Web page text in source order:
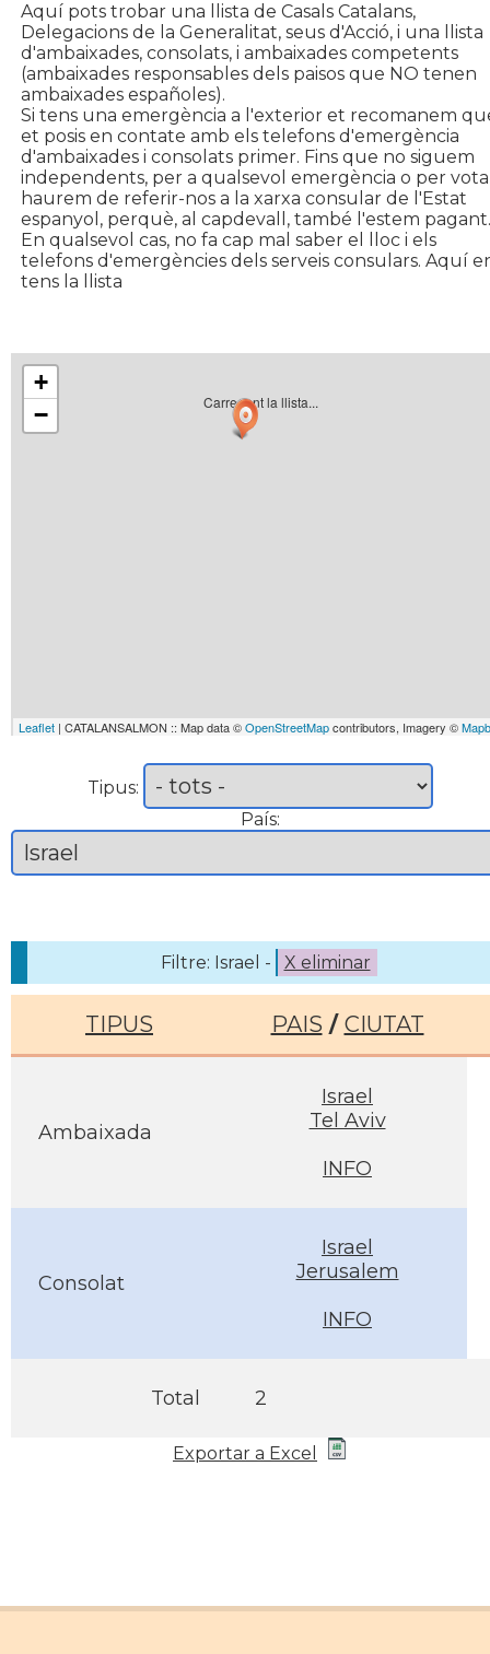
Aquí pots trobar una llista de Casals Catalans,
Delegacions de la Generalitat, seus d'Acció, i una llista
d'ambaixades, consolats, i ambaixades competents
(ambaixades responsables dels paisos que NO tenen
ambaixades españoles).
Si tens una emergència a l'exterior et recomanem
et posis en contate amb els telefons d'emergència
d'ambaixades i consolats primer. Fins que no siguem
independents, per a qualsevol emergència o per
haurem de referir-nos a la xarxa consular de l'Estat
espanyol, perquè, al capdevall, també l'estem pagant.
En qualsevol cas, no fa cap mal saber el lloc i els
telefons d'emergències dels serveis consulars. Aquí
tens la llista
Carregant la llista...
+
−
Leaflet | CATALANSALMON :: Map data ©OpenStreetMapcontributors, Imagery ©
Tipus:
País:
Filtre: Israel - X eliminar
TIPUS PAIS / CIUTAT
Ambaixada
Israel
Tel Aviv
INFO
Consolat
Israel
Jerusalem
INFO
Total 2
Exportar a Excel